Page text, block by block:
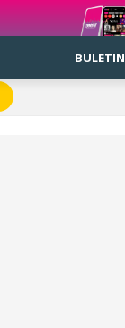
BULETIN